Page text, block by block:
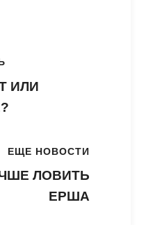
ИЛИ
ЕЩЕ НОВОСТИ
ЛОВИТЬ
ЕРША